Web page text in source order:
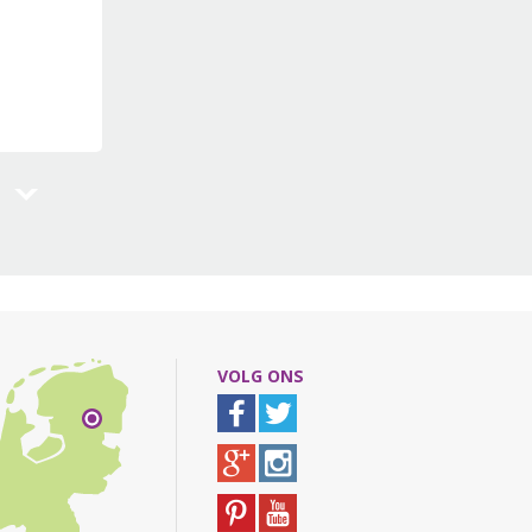
VOLG ONS